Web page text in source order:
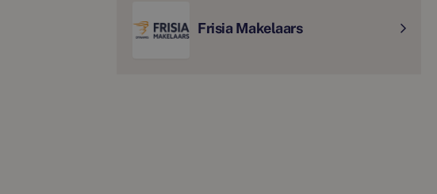
Frisia Makelaars